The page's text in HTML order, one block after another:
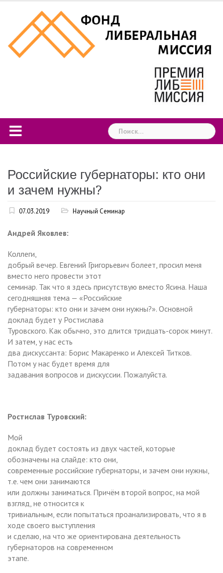
content
Найти:
Российские губернаторы: кто они
и зачем нужны?
07.03.2019 Научный Семинар
Андрей Яковлев:
Коллеги,
добрый вечер. Евгений Григорьевич болеет, просил меня
вместо него провести этот
семинар. Так что я здесь присутствую вместо Ясина. Наша
сегодняшняя тема — «Российские
губернаторы: кто они и зачем они нужны?». Основной
доклад будет у Ростислава
Туровского. Как обычно, это длится тридцать-сорок минут.
И затем, у нас есть
два дискуссанта: Борис Макаренко и Алексей Титков.
Потом у нас будет время для
задавания вопросов и дискуссии. Пожалуйста.
Ростислав Туровский:
Мой
доклад будет состоять из двух частей, которые
обозначены на слайде: кто они,
современные российские губернаторы, и зачем они нужны,
т.е. чем они занимаются
или должны заниматься. Причём второй вопрос, на мой
взгляд, не относится к
тривиальным, если попытаться проанализировать, что я в
ходе своего выступления
и сделаю, на что же ориентирована деятельность
губернаторов на современном
этапе.